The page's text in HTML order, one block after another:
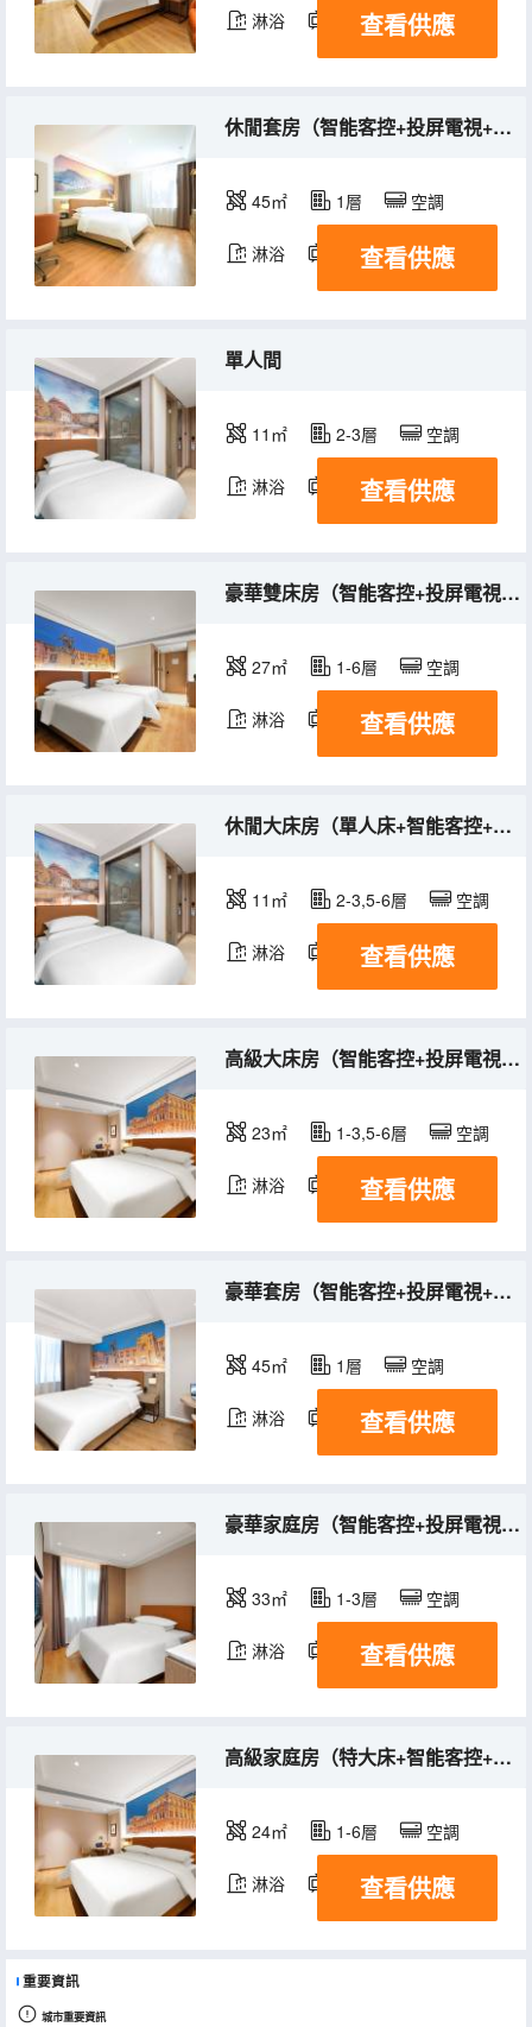
淋浴 電視機 冰箱
查看供應
休閒套房（智能客控+投屏電視+夢百合床墊+沙發）
45㎡ 1層 空調
淋浴 電視機
查看供應
單人間
11㎡ 2-3層 空調
淋浴 電視機
查看供應
豪華雙床房（智能客控+投屏電視+夢百合床墊）
27㎡ 1-6層 空調
淋浴 電視機
查看供應
休閒大床房（單人床+智能客控+夢百合床墊）
11㎡ 2-3,5-6層 空調
淋浴 電視機
查看供應
高級大床房（智能客控+投屏電視+夢百合床墊）
23㎡ 1-3,5-6層 空調
淋浴 電視機
查看供應
豪華套房（智能客控+投屏電視+迷你小冰箱+搖椅+沙發）
45㎡ 1層 空調
淋浴 電視機
查看供應
豪華家庭房（智能客控+投屏電視+迷你小冰箱）
33㎡ 1-3層 空調
淋浴 電視機
查看供應
高級家庭房（特大床+智能客控+投屏電視+夢百合床墊）
24㎡ 1-6層 空調
淋浴 電視機
查看供應
重要資訊
城市重要資訊